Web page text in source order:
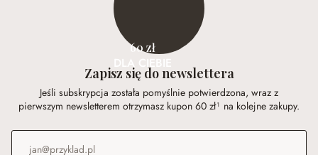
60 zł
DLA CIEBIE
Zapisz się do newslettera
Jeśli subskrypcja została pomyślnie potwierdzona, wraz z
pierwszym newsletterem otrzymasz kupon 60 zł¹ na kolejne zakupy.
Adres e-mail*